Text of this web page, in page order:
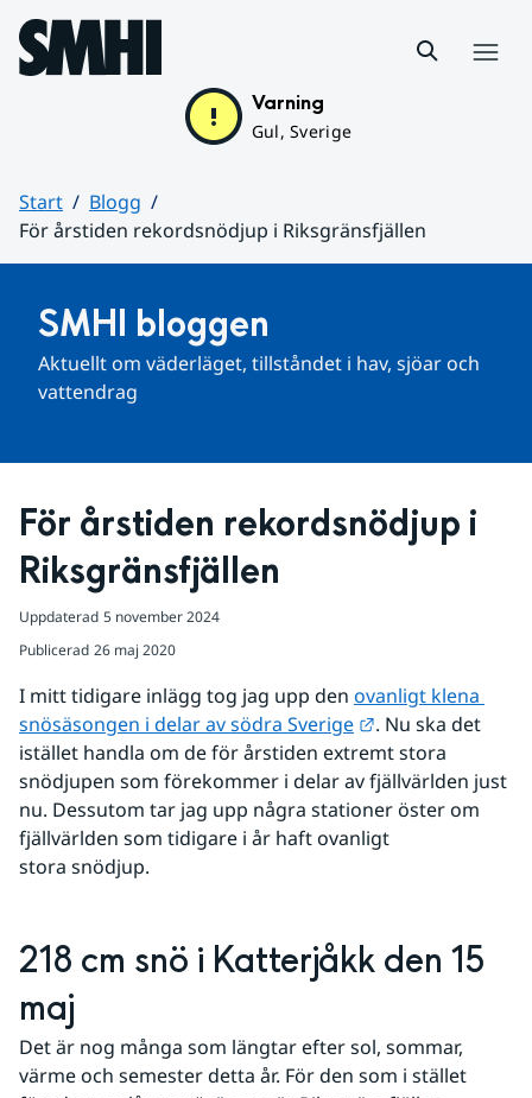
Hoppa till sidans innehåll
Varning
Gul, Sverige
Start
Blogg
För årstiden rekordsnödjup i Riksgränsfjällen
SMHI bloggen
Aktuellt om väderläget, tillståndet i hav, sjöar och
vattendrag
För årstiden rekordsnödjup i
Riksgränsfjällen
Uppdaterad 5 november 2024
Publicerad 26 maj 2020
I mitt tidigare inlägg tog jag upp den ovanligt klena
snösäsongen i delar av södra Sverige
Länk till annan
. Nu ska det
istället handla om de för årstiden extremt stora
snödjupen som förekommer i delar av fjällvärlden just
nu. Dessutom tar jag upp några stationer öster om
fjällvärlden som tidigare i år haft ovanligt
stora snödjup.
218 cm snö i Katterjåkk den 15
maj
Det är nog många som längtar efter sol, sommar,
värme och semester detta år. För den som i stället